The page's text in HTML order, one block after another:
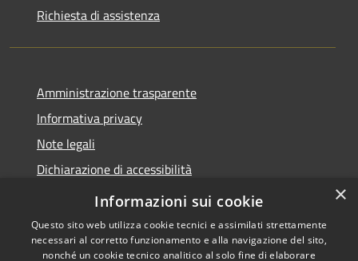
Richiesta di assistenza
Amministrazione trasparente
Informativa privacy
Note legali
Dichiarazione di accessibilità
Meccanismo di Feedback
×
Informazioni sui cookie
Questo sito web utilizza cookie tecnici e assimilati strettamente
necessari al corretto funzionamento e alla navigazione del sito,
nonché un cookie tecnico analitico al solo fine di elaborare